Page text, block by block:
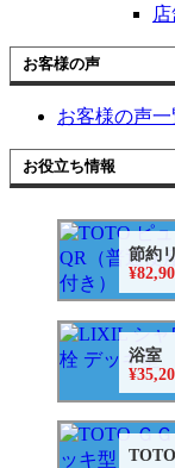
お客様の声
お客様の声一
お役立ち情報
節約
浴室
TOTO